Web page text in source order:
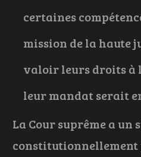
certaines
mission de la
valoir leurs droits à
leur mandat serait
La Cour suprême a un
constitutionnellement